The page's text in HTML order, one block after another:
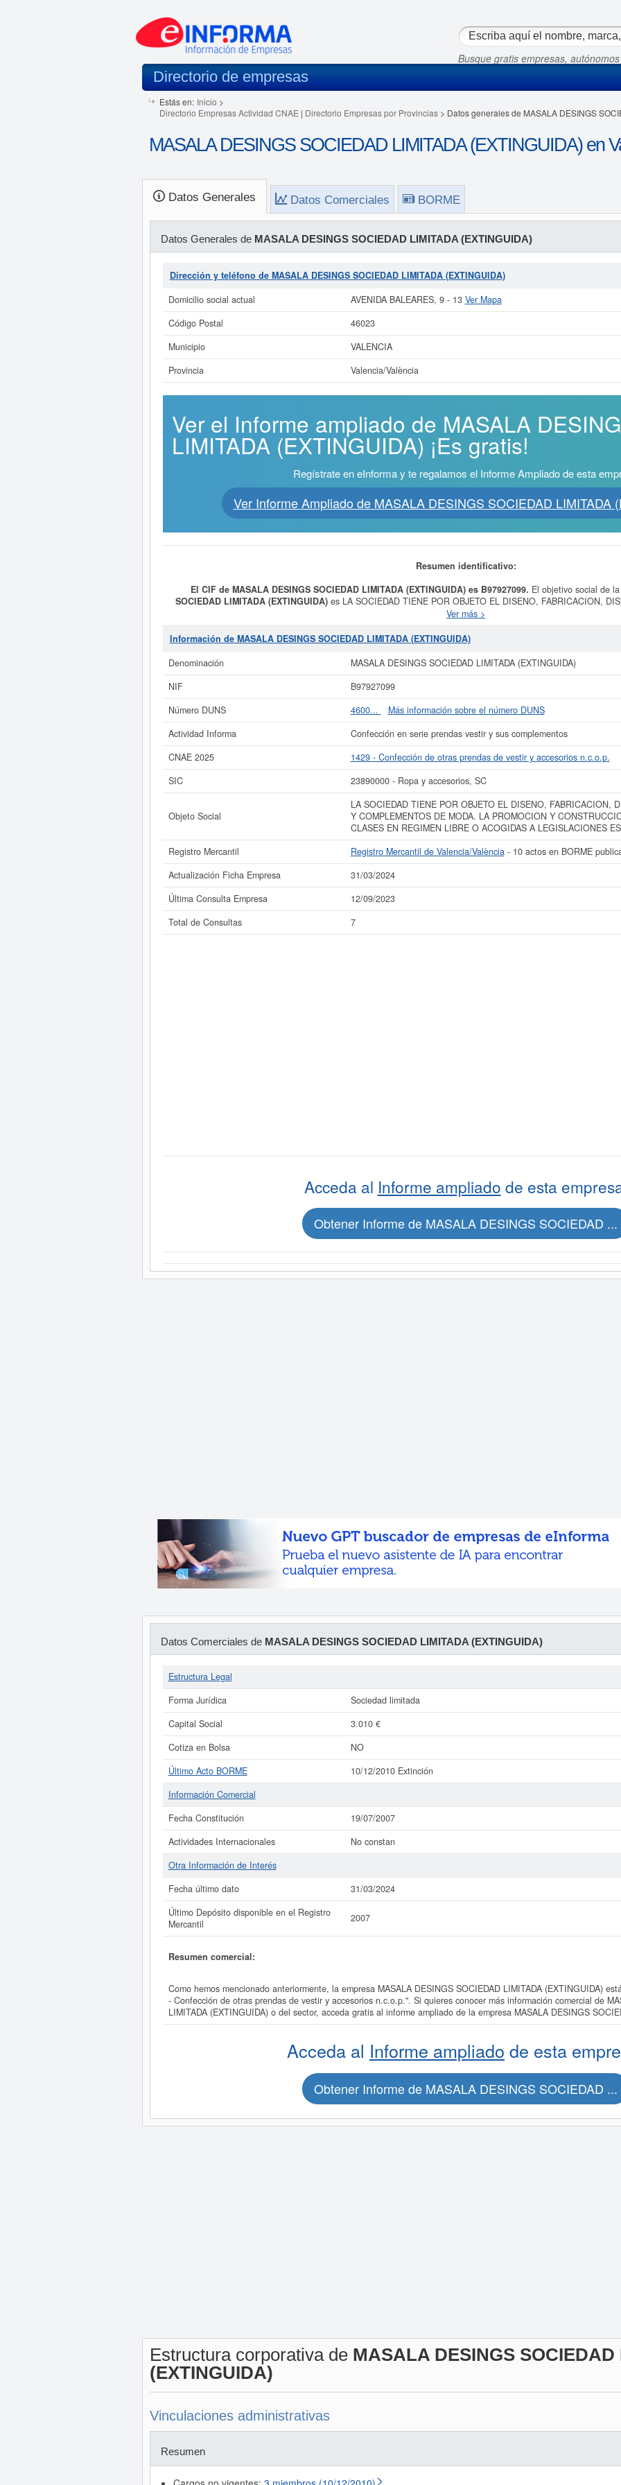
Busque gratis empresas,
Directorio de empresas
Estás en: Inicio >
Directorio Empresas Actividad CNAE | Directorio Empresas por Provincias> Datos generales de MASALA DESINGS
MASALA DESINGS SOCIEDAD LIMITADA (EXTINGUIDA) en
Datos Generales Datos Comerciales BORME
Datos Generales de MASALA DESINGS SOCIEDAD LIMITADA (EXTINGUIDA)
Dirección y teléfono de MASALA DESINGS SOCIEDAD LIMITADA (EXTINGUIDA)
Domicilio social actual
AVENIDA BALEARES, 9 - 13 Ver Mapa
Código Postal
46023
Municipio
VALENCIA
Provincia
Valencia/València
Ver el Informe ampliado de MASALA
LIMITADA (EXTINGUIDA) ¡Es gratis!
Regístrate en eInforma y te regalamos el Informe Ampliado de esta
Ver Informe Ampliado de MASALA DESINGS SOCIEDAD LIMITADA
Resumen identificativo:
El CIF de MASALA DESINGS SOCIEDAD LIMITADA (EXTINGUIDA) es B97927099. El objetivo social de
SOCIEDAD LIMITADA (EXTINGUIDA)es LA SOCIEDAD TIENE POR OBJETO EL DISENO, FABRICACION,
COMPLEMENTOS DE MODA. LA PROMOCION Y CONSTRUCCION DE EDIFICACIONES DE TODAS CLASES
LEGISLACIONES ESPECIALE y fue creada el día 19/07/2007. La clase CNAE a la que pertenece es 1429 -
accesorios n.c.o.p.. El número deMASALA DESINGS SOCIEDAD LIMITADA (EXTINGUIDA)
acumula 7 consultas, la última se ha producido el 12/09/2023. Consulte en esta página las subvenciones que
sector pueden optar. La cifra aproximada del capital social de esta empresa es de 0 a 3.100 €. La cantidad de
y aparece dada de alta en la provincia Valencia/València del Registro Mercantil.
Si está interesado en conocer más datos de la empresa MASALA DESINGS SOCIEDAD LIMITADA
este Informe ampliado
de MASALA DESINGS SOCIEDAD LIMITADA (EXTINGUIDA) y consultar los resultados
balances y cuentas de resultados disponibles.
La última actualización del informe de empresa se ha realizado el 31/03/2024.
Ver más >
Información de MASALA DESINGS SOCIEDAD LIMITADA (EXTINGUIDA)
Denominación
MASALA DESINGS SOCIEDAD LIMITADA (EXTINGUIDA)
NIF
B97927099
Número DUNS
4600...
Más información sobre el número DUNS
Actividad Informa
Confección en serie prendas vestir y sus complementos
CNAE 2025
1429 - Confección de otras prendas de vestir y accesorios n.c.o.p.
SIC
23890000 - Ropa y accesorios, SC
Objeto Social
LA SOCIEDAD TIENE POR OBJETO EL DISENO, FABRICACION,
Y COMPLEMENTOS DE MODA. LA PROMOCION Y
CLASES EN REGIMEN LIBRE O ACOGIDAS A LEGISLACIONES
Registro Mercantil
Registro Mercantil de Valencia/València- 10 actos en BORME
Actualización Ficha Empresa
31/03/2024
Última Consulta Empresa
12/09/2023
Total de Consultas
7
Acceda al Informe ampliado de esta
Obtener Informe de MASALA DESINGS SOCIEDAD ...
Datos Comerciales de MASALA DESINGS SOCIEDAD LIMITADA (EXTINGUIDA)
Estructura Legal
Forma Jurídica
Sociedad limitada
Capital Social
3.010 €
Cotiza en Bolsa
NO
Último Acto BORME
10/12/2010 Extinción
Información Comercial
Fecha Constitución
19/07/2007
Actividades Internacionales
No constan
Otra Información de Interés
Fecha último dato
31/03/2024
Último Depósito disponible en el Registro
Mercantil
2007
Resumen comercial:
Como hemos mencionado anteriormente, la empresa MASALA DESINGS SOCIEDAD LIMITADA (EXTINGUIDA)
- Confección de otras prendas de vestir y accesorios n.c.o.p.". Si quieres conocer más información comercial de
LIMITADA (EXTINGUIDA) o del sector, acceda gratis al informe ampliado de la empresa MASALA DESINGS
Acceda al Informe ampliado de esta
Obtener Informe de MASALA DESINGS SOCIEDAD ...
Estructura corporativa de MASALA DESINGS SOCIEDAD
(EXTINGUIDA)
Vinculaciones administrativas
Resumen